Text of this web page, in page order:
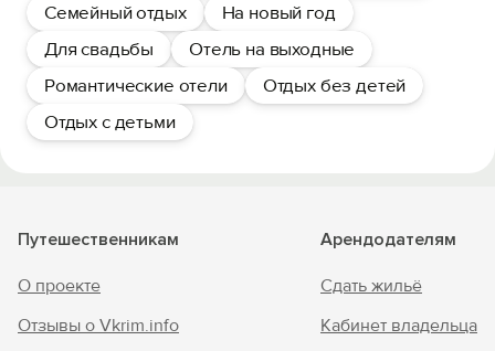
Семейный отдых
На новый год
Для свадьбы
Отель на выходные
Романтические отели
Отдых без детей
Отдых с детьми
Путешественникам
О проекте
Отзывы о Vkrim.info
Арендодателям
Сдать жильё
Кабинет владельца